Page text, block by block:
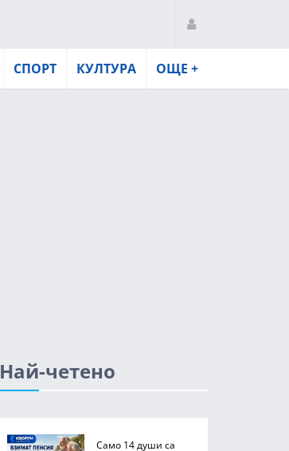
СПОРТ КУЛТУРА ОЩЕ +
Най-четено
Само 14 души са